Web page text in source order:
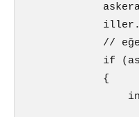
//
if
            {